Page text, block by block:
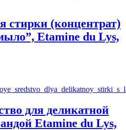
стирки (концентрат)
Etamine du Lys,
для деликатной
Etamine du Lys,